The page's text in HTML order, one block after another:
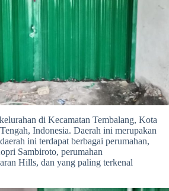
di Kecamatan Tembalang, Kota
Indonesia. Daerah ini merupakan
ini terdapat berbagai perumahan,
Sambiroto, perumahan
Hills, dan yang paling terkenal